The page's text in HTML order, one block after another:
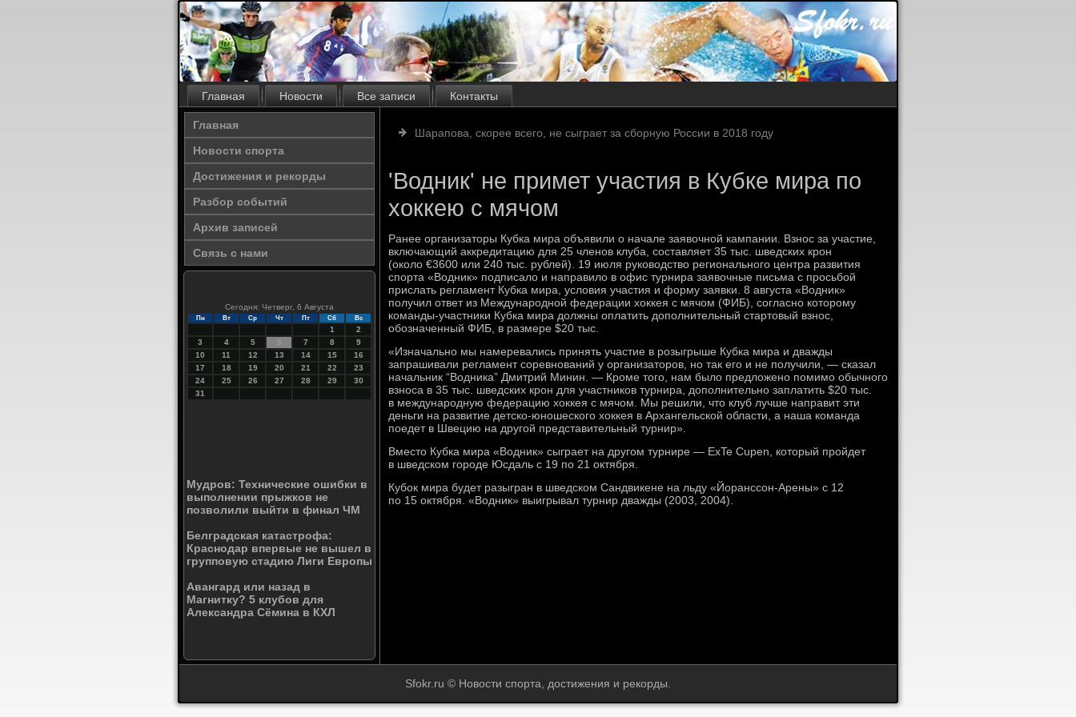
Главная Новости Все записи Контакты
Главная
Новости спорта
Достижения и рекорды
Разбор событий
Архив записей
Связь с нами
Сегодня: Четверг, 6 Августа
Пн Вт Ср Чт Пт Сб Вс
1
2
3
4 5 6 7 8
9
10
11 12 13 14 15
16
17
18 19 20 21 22
23
24
25 26 27 28 29
30
31
Мудров: Технические ошибки в
выполнении прыжков не
позволили выйти в финал ЧМ
Белградская катастрофа:
Краснодар впервые не вышел в
групповую стадию Лиги Европы
Авангард или назад в
Магнитку? 5 клубов для
Александра Сёмина в КХЛ
Шарапова, скорее всего, не сыграет за сборную России в 2018 году
'Водник' не примет участия в Кубке мира по
хоккею с мячом
Ранее организаторы Кубка мира объявили о начале заявочной кампании. Взнос за участие,
включающий аккредитацию для 25 членов клуба, составляет 35 тыс. шведских крон
(около €3600 или 240 тыс. рублей). 19 июля руководство регионального центра развития
спорта «Водник» подписало и направило в офис турнира заявочные письма с просьбой
прислать регламент Кубка мира, условия участия и форму заявки. 8 августа «Водник»
получил ответ из Международной федерации хоккея с мячом (ФИБ), согласно которому
команды-участники Кубка мира должны оплатить дополнительный стартовый взнос,
обозначенный ФИБ, в размере $20 тыс.
«Изначально мы намеревались принять участие в розыгрыше Кубка мира и дважды
запрашивали регламент соревнований у организаторов, но так его и не получили, — сказал
начальник “Водника” Дмитрий Минин. — Кроме того, нам было предложено помимо обычного
взноса в 35 тыс. шведских крон для участников турнира, дополнительно заплатить $20 тыс.
в международную федерацию хоккея с мячом. Мы решили, что клуб лучше направит эти
деньги на развитие детско-юношеского хоккея в Архангельской области, а наша команда
поедет в Швецию на другой представительный турнир».
Вместо Кубка мира «Водник» сыграет на другом турнире — ExTe Cupen, который пройдет
в шведском городе Юсдаль с 19 по 21 октября.
Кубок мира будет разыгран в шведском Сандвикене на льду «Йоранссон-Арены» с 12
по 15 октября. «Водник» выигрывал турнир дважды (2003, 2004).
Sfokr.ru © Новости спорта, достижения и рекорды.